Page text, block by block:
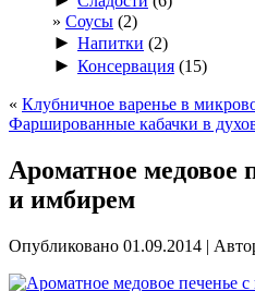
Соусы (2)
► Напитки (2)
► Консервация (15)
« Клубничное варенье в
Фаршированные кабачки в
Ароматное медовое
и имбирем
Опубликовано 01.09.2014 |